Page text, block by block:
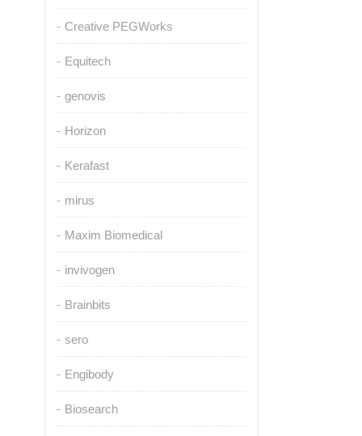
Creative PEGWorks
Equitech
genovis
Horizon
Kerafast
mirus
Maxim Biomedical
invivogen
Brainbits
sero
Engibody
Biosearch